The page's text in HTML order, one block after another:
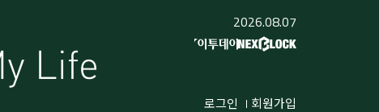
2026.08.07
로그인 회원가입